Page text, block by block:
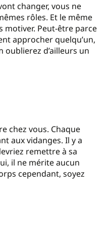
changer, vous ne
rôles. Et le même
motiver. Peut-être parce
approcher quelqu’un,
oublierez d’ailleurs un
chez vous. Chaque
aux vidanges. Il y a
remettre à sa
il ne mérite aucun
cependant, soyez